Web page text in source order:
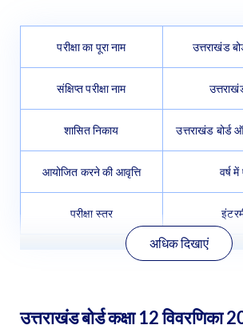
परीक्षा का पूरा नाम उत्तराखंड
संक्षिप्त परीक्षा नाम
शासित निकाय उत्तराखंड
आयोजित करने की आवृत्ति वर्ष
परीक्षा स्तर
अधिक दिखाएं
उत्तराखंड बोर्ड कक्षा 12 विवरणिका